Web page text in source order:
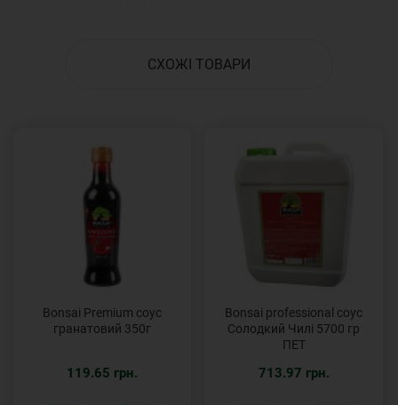
СХОЖІ ТОВАРИ
Bonsai Premium соус
гранатовий 350г
119.65 грн.
Bonsai professional соус
Солодкий Чилі 5700 гр
ПЕТ
713.97 грн.